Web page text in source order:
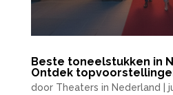
Beste toneelstukken in
Ontdek
door Theaters in Nederland